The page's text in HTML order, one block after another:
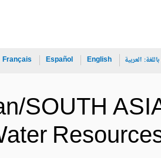
العربية English
Español
Français
SOUTH